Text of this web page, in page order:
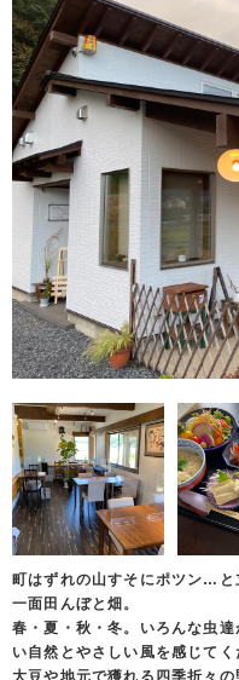
町はずれの山すそにポツン…
一面田んぼと畑。
春・夏・秋・冬。いろんな虫
い自然とやさしい風を感じてく
大豆や地元で獲れる四季折々